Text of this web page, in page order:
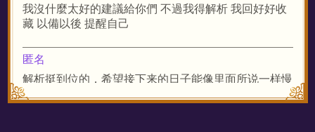
藏 以備以後 提醒自己
匿名
解析挺到位的，希望接下来的日子能像里面所说一样慢
慢地变好！